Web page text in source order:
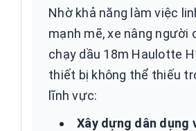
Nhờ khả năng làm việc
mạnh mẽ, xe nâng người
chạy dầu 18m Haulotte
thiết bị không thể thiếu
lĩnh vực:
Xây dựng dân dụng